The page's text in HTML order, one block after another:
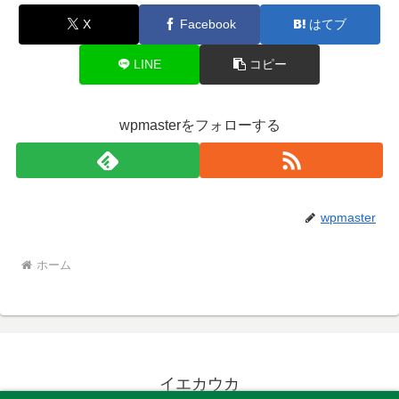
X Facebook はてブ
LINE コピー
wpmasterをフォローする
wpmaster
ホーム
イエカウカ